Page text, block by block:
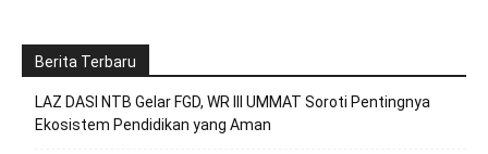
Berita Terbaru
LAZ DASI NTB Gelar FGD, WR III UMMAT Soroti Pentingnya
Ekosistem Pendidikan yang Aman